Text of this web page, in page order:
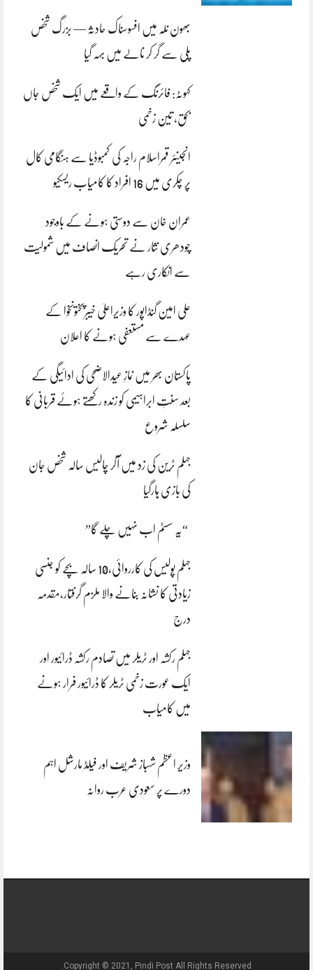
بھون نلہ میں افسوسناک حادثہ — بزرگ شخص
پلی سے گر کر نالے میں بہہ گیا
کہوٹہ: فائرنگ کے واقعے میں ایک شخص جاں
بحق، تین زخمی
انجینئر قمراسلام راجہ کی کمبوڈیا سے ہنگامی کال
پر چکری میں 16 افراد کا کامیاب ریسکیو
عمران خان سے دوستی ہونے کے باوجود
چودھری نثار نے تحریک انصاف میں شمولیت
سے انکاری رہے
علی امین گنڈاپور کا وزیراعلیٰ خیبرپختونخوا کے
عہدے سے مستعفی ہونے کا اعلان
پاکستان بھر میں نمازِ عیدالاضحی کی ادائیگی کے
بعد سنتِ ابراہیمی کو زندہ رکھتے ہوئے قربانی کا
سلسلہ شروع
جہلم ٹرین کی زد میں آکر چالیس سالہ شخص جان
کی بازی ہارگیا
“یہ سسٹم اب نہیں چلے گا”
جہلم پولیس کی کارروائی،10 سالہ بچے کو جنسی
زیادتی کا نشانہ بنانے والا ملزم گرفتار،مقدمہ
درج
جہلم رکشہ اور ٹریلر میں تصادم رکشہ ڈرائیور اور
ایک عورت زخمی ٹریلر کا ڈرائیور فرار ہونے
میں کامیاب
وزیر اعظم شہباز شریف اور فیلڈ مارشل اہم
دورے پر سعودی عرب روانہ
Copyright © 2021, Pindi Post All Rights Reserved.